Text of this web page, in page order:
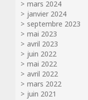
mars 2024
janvier 2024
septembre 2023
mai 2023
avril 2023
juin 2022
mai 2022
avril 2022
mars 2022
juin 2021